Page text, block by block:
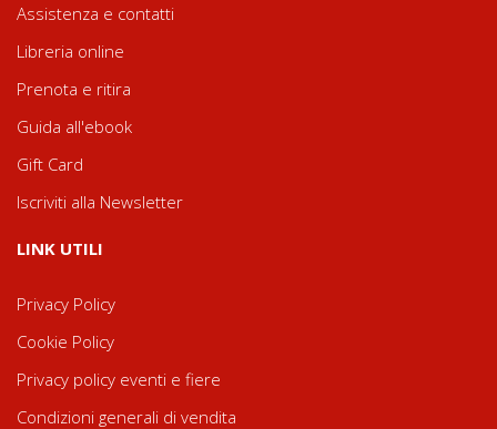
Assistenza e contatti
Libreria online
Prenota e ritira
Guida all'ebook
Gift Card
Iscriviti alla Newsletter
LINK UTILI
Privacy Policy
Cookie Policy
Privacy policy eventi e fiere
Condizioni generali di vendita